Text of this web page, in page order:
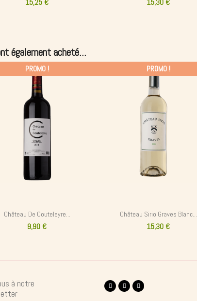
15,25 € 15,30 €
également acheté...
Château De Couteleyre...
9,90 €
PROMO !
Château Sirio Graves Blanc...
15,30 €
PROMO !
à notre